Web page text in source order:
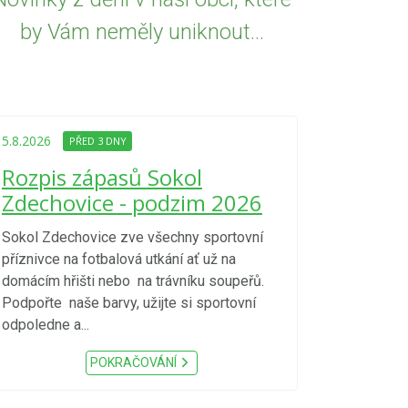
by Vám neměly uniknout...
5.8.2026 PŘED 3 DNY
Rozpis zápasů Sokol
Zdechovice - podzim 2026
Sokol Zdechovice zve všechny sportovní
příznivce na fotbalová utkání ať už na
domácím hřišti nebo na trávníku soupeřů.
Podpořte naše barvy, užijte si sportovní
odpoledne a...
POKRAČOVÁNÍ